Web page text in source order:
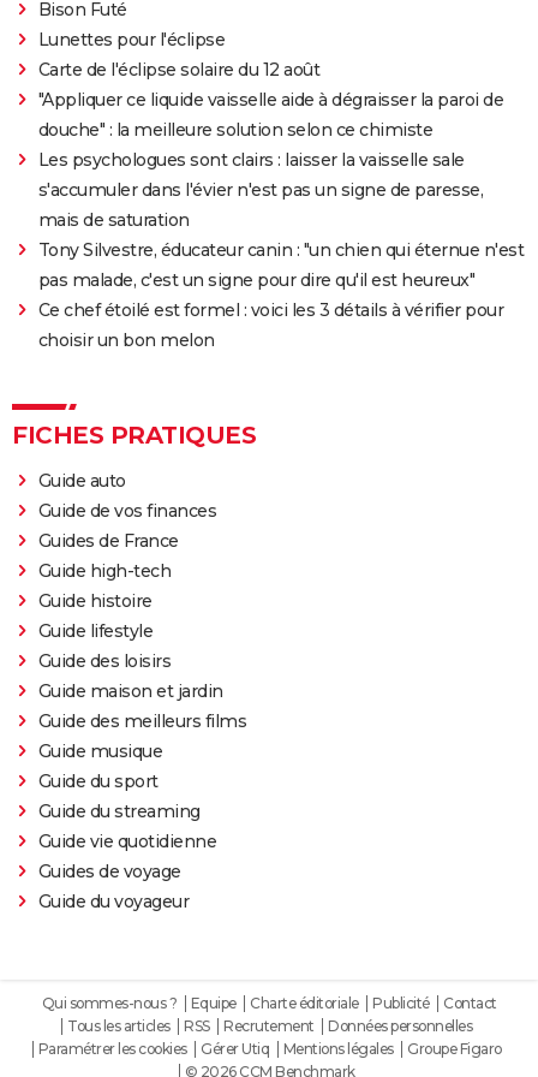
streaming, bande-annonce...
Rocky
La chambre d'à côté : faut-il voir le dernier Pedro
Almodóvar ? Ce qu'en disent les critiques presse
The Whale
Le Comte de Monte-Cristo : le film avec Pierre Niney
est-il inspiré d'une histoire vraie ?
Juré n°2 : s'agit-il (véritablement) du dernier film de
Clint Eastwood ?
Le Parrain
Nomadland : synopsis, casting, Oscars, photos,
Sound of Metal
Slalom
Oh Canada : que vaut le film avec Richard Gere et
Jacob Elordi présenté au Festival de Cannes ?
Bison Futé
Lunettes pour l'éclipse
Carte de l'éclipse solaire du 12 août
"Appliquer ce liquide vaisselle aide à dégraisser la paroi de
douche" : la meilleure solution selon ce chimiste
Les psychologues sont clairs : laisser la vaisselle sale
s'accumuler dans l'évier n'est pas un signe de paresse,
mais de saturation
Tony Silvestre, éducateur canin : "un chien qui éternue n'est
pas malade, c'est un signe pour dire qu'il est heureux"
Ce chef étoilé est formel : voici les 3 détails à vérifier pour
choisir un bon melon
FICHES PRATIQUES
Guide auto
Guide de vos finances
Guides de France
Guide high-tech
Guide histoire
Guide lifestyle
Guide des loisirs
Guide maison et jardin
Guide des meilleurs films
Guide musique
Guide du sport
Guide du streaming
Guide vie quotidienne
Guides de voyage
Guide du voyageur
Qui sommes-nous ? Equipe Charte éditoriale Publicité
Contact
Tous les articles
RSS Recrutement
Données personnelles
Paramétrer les cookies
Gérer Utiq Mentions légales
Groupe Figaro
© 2026 CCM Benchmark